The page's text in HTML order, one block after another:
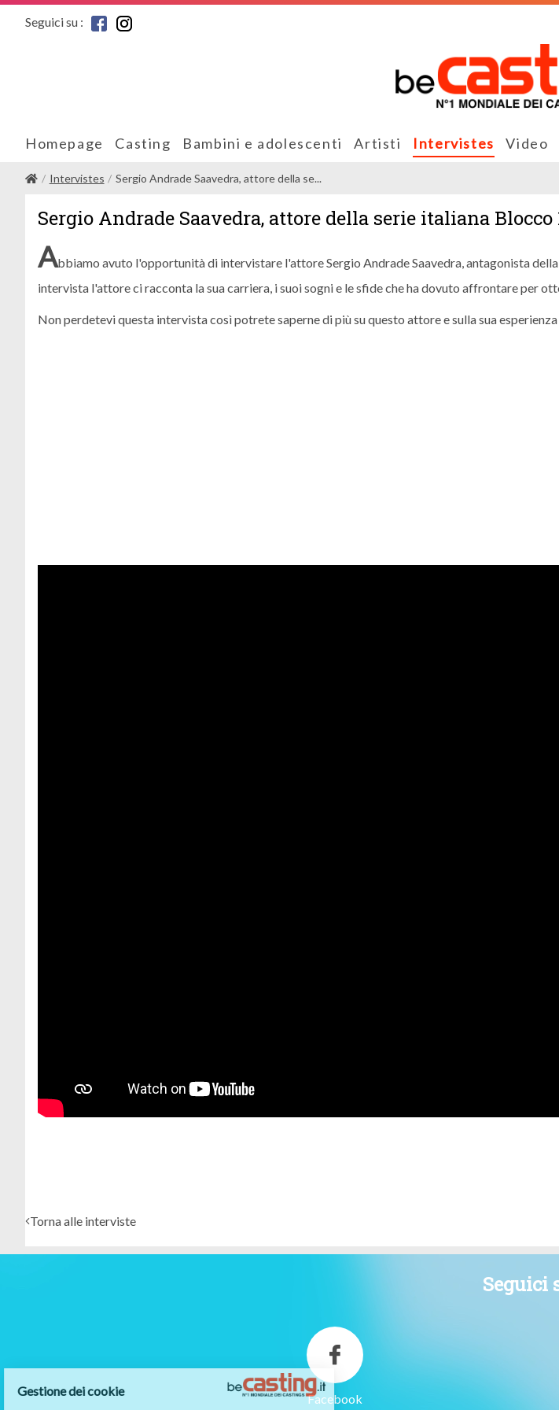
Seguici su :
Homepage Casting Bambini e adolescenti Artisti Intervistes Video
Intervistes Sergio Andrade Saavedra, attore della se...
Sergio Andrade Saavedra, attore della serie italiana Blocco
Abbiamo avuto l'opportunità di intervistare l'attore Sergio Andrade Saavedra, antagonista
intervista l'attore ci racconta la sua carriera, i suoi sogni e le sfide che ha dovuto affrontare per
Non perdetevi questa intervista così potrete saperne di più su questo attore e sulla sua
Torna alle interviste
Seguici
Facebook
Gestione dei cookie